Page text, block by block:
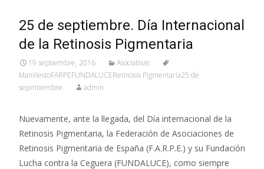
25 de septiembre. Día Internacional
de la Retinosis Pigmentaria
19 septiembre, 2016
Asociativas
ManifiestoFARPEFUNDALUCERetinosis Pigmentaria25 de
sepmtiembre
admin
Nuevamente, ante la llegada, del Día internacional de la
Retinosis Pigmentaria, la Federación de Asociaciones de
Retinosis Pigmentaria de España (F.A.R.P.E.) y su Fundación
Lucha contra la Ceguera (FUNDALUCE), como siempre